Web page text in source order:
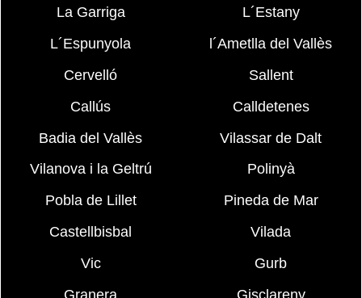
La Garriga
L´Estany
L´Espunyola
l´Ametlla del Vallès
Cervelló
Sallent
Callús
Calldetenes
Badia del Vallès
Vilassar de Dalt
Vilanova i la Geltrú
Polinyà
Pobla de Lillet
Pineda de Mar
Castellbisbal
Vilada
Vic
Gurb
Granera
Gisclareny